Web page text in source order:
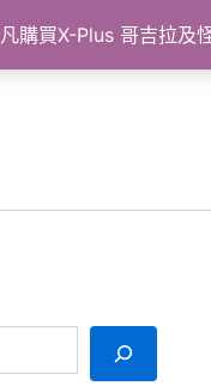
凡購買X-Plus 哥吉拉及